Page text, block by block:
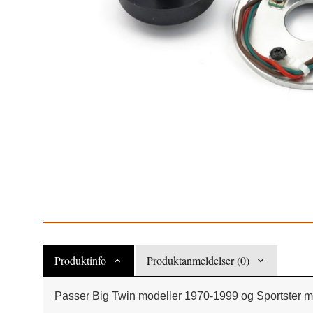
Produktinfo Produktanmeldelser (0)
Passer Big Twin modeller 1970-1999 og Sportster